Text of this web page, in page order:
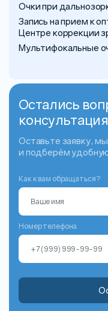
Очки при
Запись на прием к
Центре коррекции
Мультифокальные
Остались
Оставьте заявку,
и подберём
Как к вам обращаться?
Номер телефона